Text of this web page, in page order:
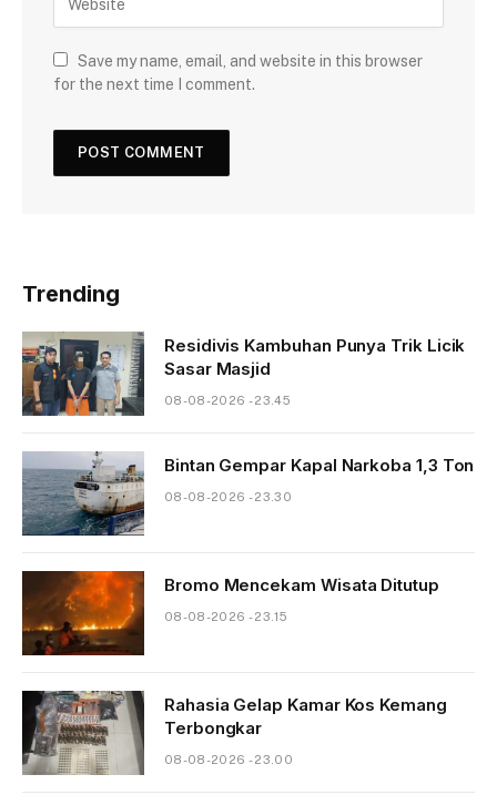
Save my name, email, and website in this browser
for the next time I comment.
Trending
Residivis Kambuhan Punya Trik Licik
Sasar Masjid
08-08-2026 - 23.45
Bintan Gempar Kapal Narkoba 1,3 Ton
08-08-2026 - 23.30
Bromo Mencekam Wisata Ditutup
08-08-2026 - 23.15
Rahasia Gelap Kamar Kos Kemang
Terbongkar
08-08-2026 - 23.00